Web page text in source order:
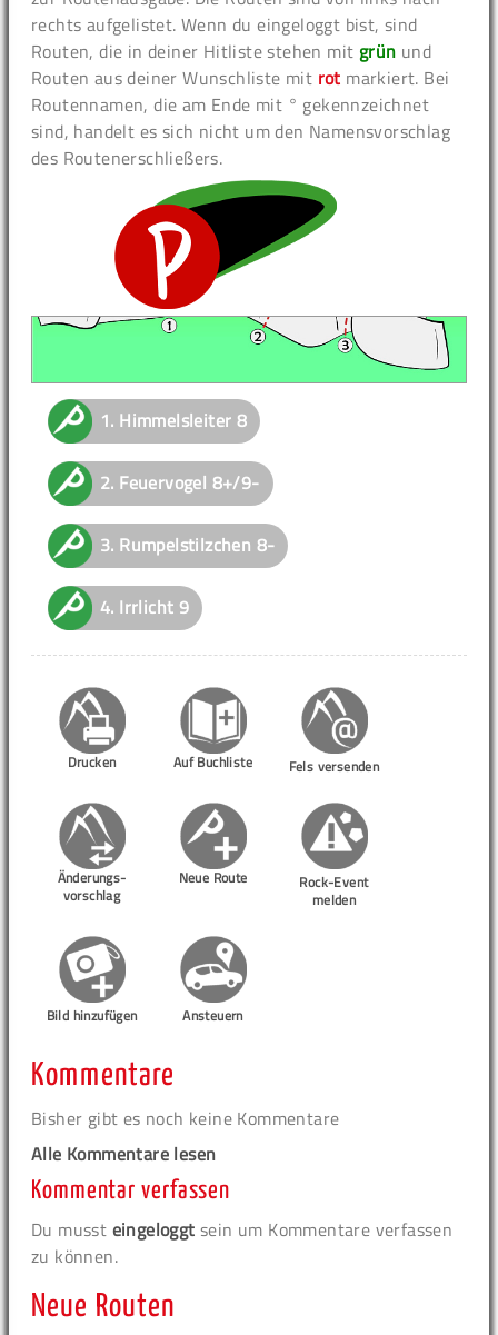
rechts aufgelistet. Wenn du eingeloggt bist, sind
Routen, die in deiner Hitliste stehen mit grün und
Routen aus deiner Wunschliste mit rot markiert. Bei
Routennamen, die am Ende mit ° gekennzeichnet
sind, handelt es sich nicht um den Namensvorschlag
des Routenerschließers.
1. Himmelsleiter 8
2. Feuervogel 8+/9-
3. Rumpelstilzchen 8-
4. Irrlicht 9
Drucken Auf Buchliste Fels versenden
Änderungs-
vorschlag
Neue Route
Rock-Event
melden
Bild hinzufügen Ansteuern
Kommentare
Bisher gibt es noch keine Kommentare
Alle Kommentare lesen
Kommentar verfassen
Du musst eingeloggt sein um Kommentare verfassen
zu können.
Neue Routen